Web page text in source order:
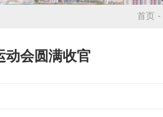
首页 -
动会圆满收官